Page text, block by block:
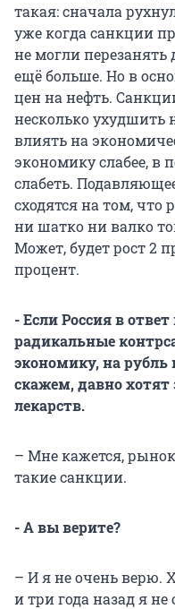
такая: сначала
уже когда санкции
не могли перезанять
ещё больше. Но в
цен на нефть.
несколько ухудшить
влиять на
экономику слабее, в
слабеть.
сходятся на том, что
ни шатко ни валко
Может, будет рост 2
процент.
- Если Россия в
радикальные
экономику, на рубль
скажем, давно
лекарств.
– Мне кажется,
такие санкции.
- А вы верите?
– И я не очень верю.
и три года назад я